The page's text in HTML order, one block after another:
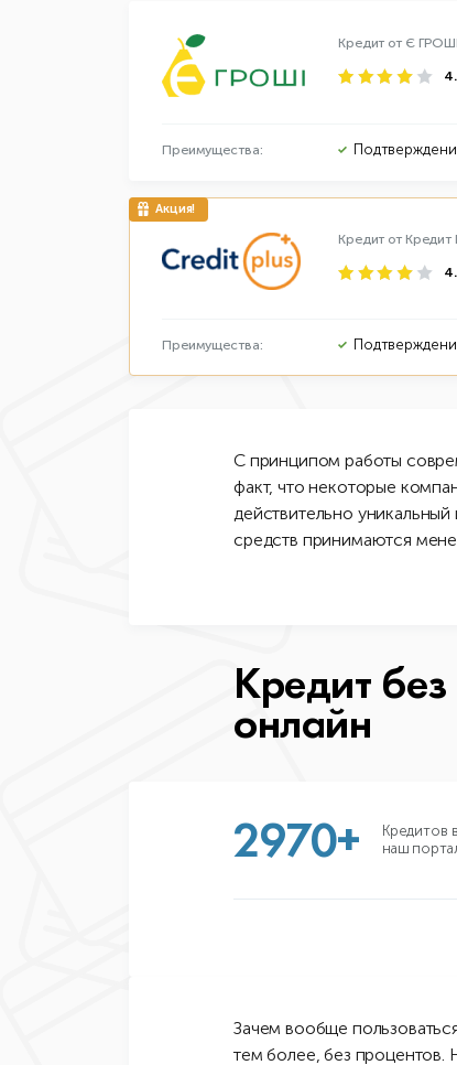
Кредит от Є
Преимущества:
Кредит от Кредит
Преимущества:
С принципом работы
факт, что некоторые
действительно
средств принимаются
Кредит
онлайн
2970+
Кредитов
наш
Зачем вообще
тем более, без процентов.